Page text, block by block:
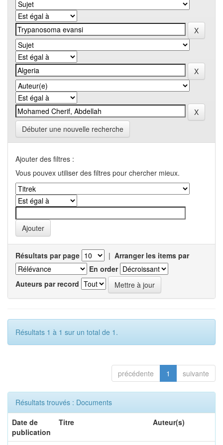
Débuter une nouvelle recherche
Ajouter des filtres :
Vous pouvex utiliser des filtres pour chercher mieux.
Résultats par page | Arranger les items par
En order
Auteurs par record
Résultats 1 à 1 sur un total de 1.
précédente 1 suivante
Résultats trouvés : Documents
Date de
publication
Titre Auteur(s)